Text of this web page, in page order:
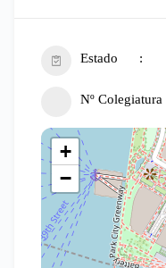
Estado
Nº Colegiatura
+
−